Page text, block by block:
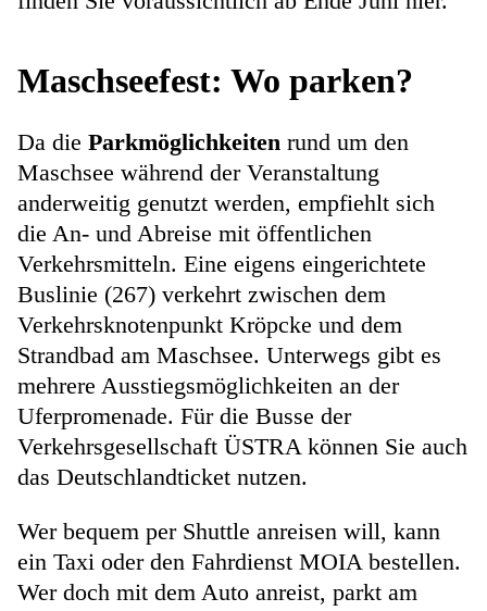
Maschseefest: Wo parken?
Da die Parkmöglichkeiten rund um den
Maschsee während der Veranstaltung
anderweitig genutzt werden, empfiehlt sich
die An- und Abreise mit öffentlichen
Verkehrsmitteln. Eine eigens eingerichtete
Buslinie (267) verkehrt zwischen dem
Verkehrsknotenpunkt Kröpcke und dem
Strandbad am Maschsee. Unterwegs gibt es
mehrere Ausstiegsmöglichkeiten an der
Uferpromenade. Für die Busse der
Verkehrsgesellschaft ÜSTRA können Sie auch
das Deutschlandticket nutzen.
Wer bequem per Shuttle anreisen will, kann
ein Taxi oder den Fahrdienst MOIA bestellen.
Wer doch mit dem Auto anreist, parkt am